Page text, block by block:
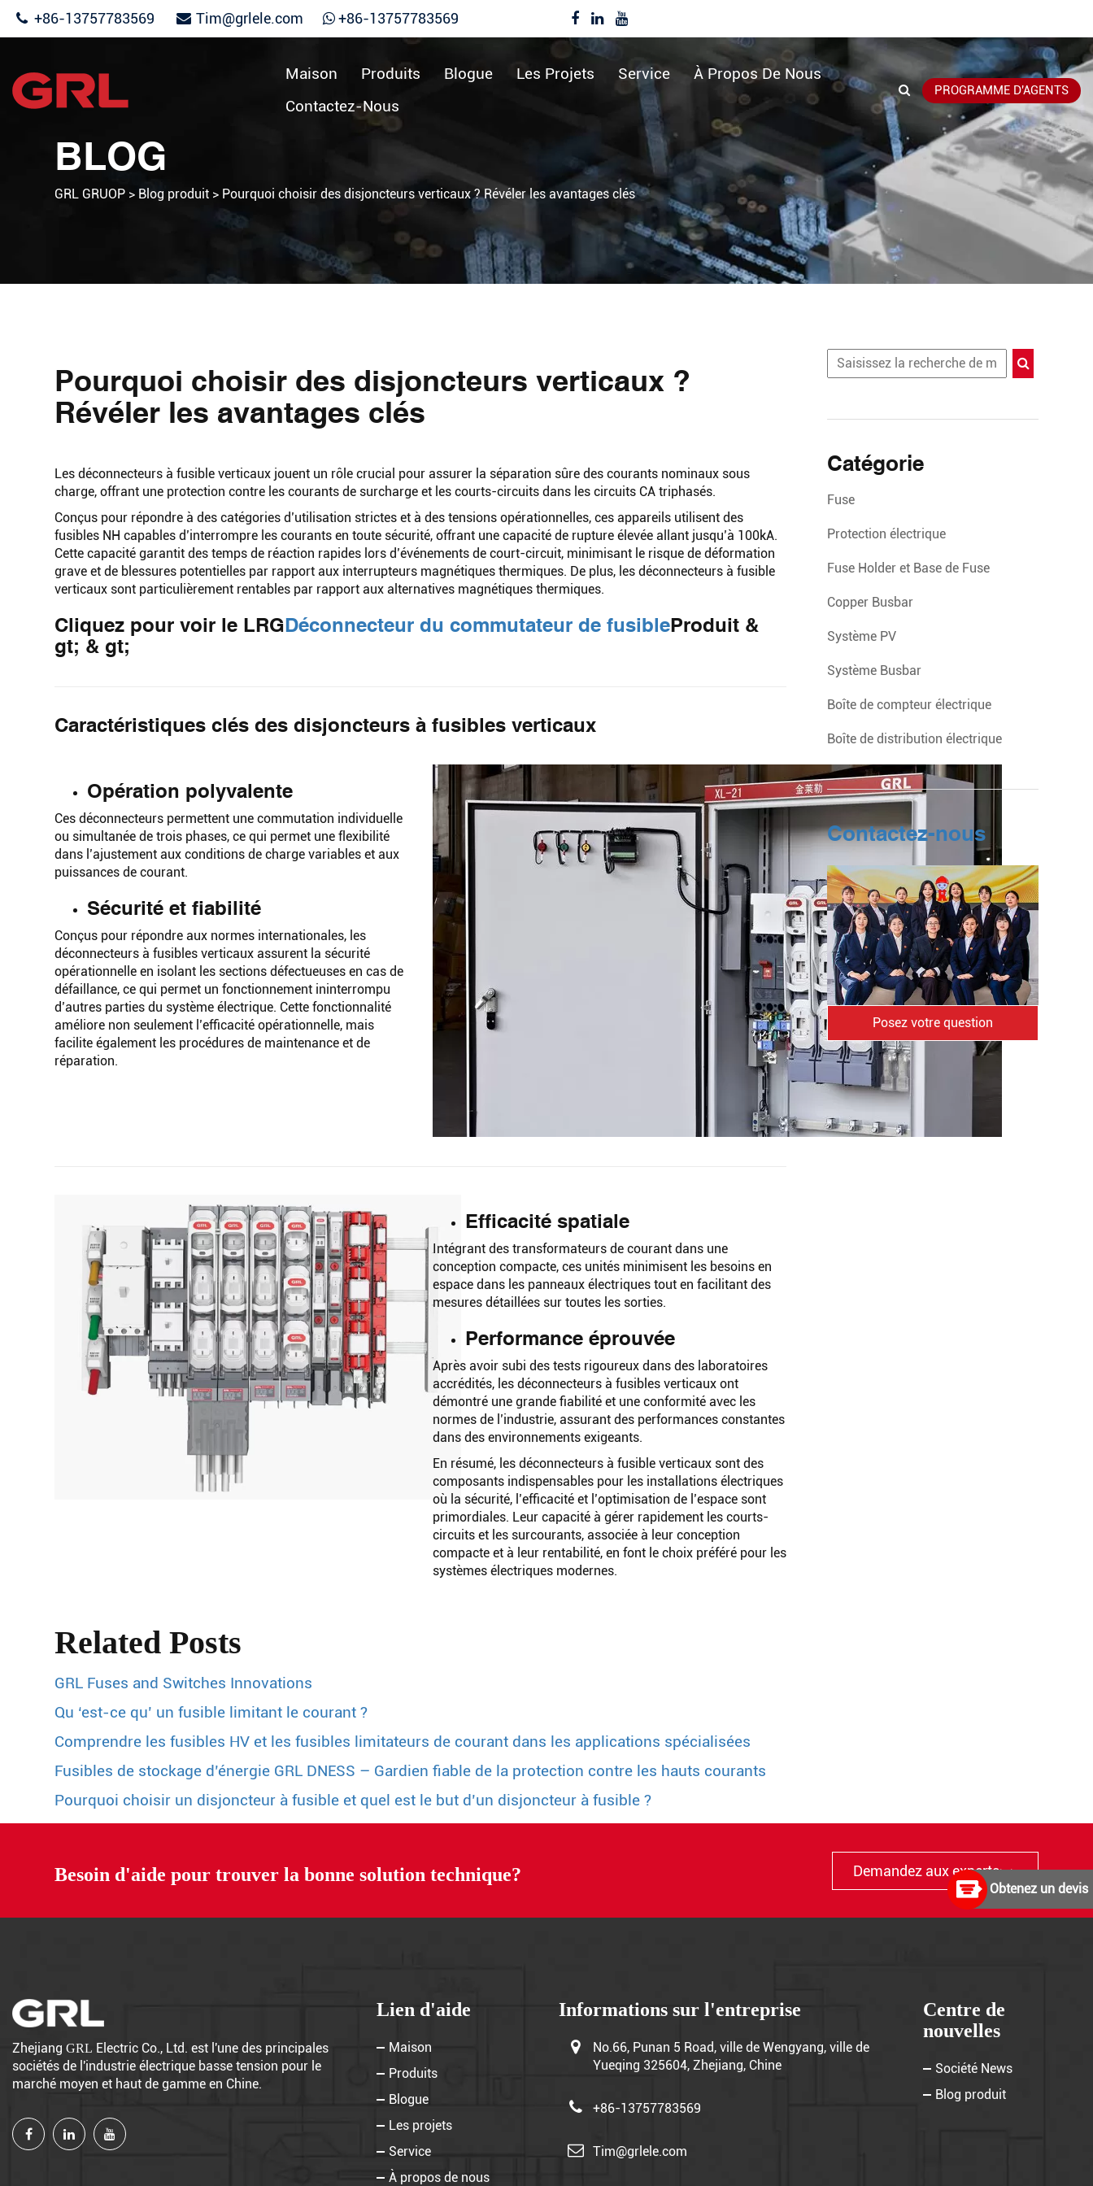
+86-13757783569 Tim@grlele.com +86-13757783569
Maison Produits Blogue Les Projets Service
À Propos De Nous
Contactez-Nous
PROGRAMME D'AGENTS
BLOG
GRL GRUOP > Blog produit > Pourquoi choisir des disjoncteurs verticaux ? Révéler les avantages clés
Pourquoi choisir des disjoncteurs verticaux ?
Révéler les avantages clés
Les déconnecteurs à fusible verticaux jouent un rôle crucial pour assurer la séparation sûre des courants nominaux sous
charge, offrant une protection contre les courants de surcharge et les courts-circuits dans les circuits CA triphasés.
Conçus pour répondre à des catégories d’utilisation strictes et à des tensions opérationnelles, ces appareils utilisent des
fusibles NH capables d’interrompre les courants en toute sécurité, offrant une capacité de rupture élevée allant jusqu’à 100kA.
Cette capacité garantit des temps de réaction rapides lors d’événements de court-circuit, minimisant le risque de déformation
grave et de blessures potentielles par rapport aux interrupteurs magnétiques thermiques. De plus, les déconnecteurs à fusible
verticaux sont particulièrement rentables par rapport aux alternatives magnétiques thermiques.
Cliquez pour voir le LRGDéconnecteur du commutateur de fusibleProduit &
gt; & gt;
Caractéristiques clés des disjoncteurs à fusibles verticaux
Opération polyvalente
Ces déconnecteurs permettent une commutation individuelle
ou simultanée de trois phases, ce qui permet une flexibilité
dans l’ajustement aux conditions de charge variables et aux
puissances de courant.
Sécurité et fiabilité
Conçus pour répondre aux normes internationales, les
déconnecteurs à fusibles verticaux assurent la sécurité
opérationnelle en isolant les sections défectueuses en cas de
défaillance, ce qui permet un fonctionnement ininterrompu
d’autres parties du système électrique. Cette fonctionnalité
améliore non seulement l’efficacité opérationnelle, mais
facilite également les procédures de maintenance et de
réparation.
Efficacité spatiale
Intégrant des transformateurs de courant dans une
conception compacte, ces unités minimisent les besoins en
espace dans les panneaux électriques tout en facilitant des
mesures détaillées sur toutes les sorties.
Performance éprouvée
Après avoir subi des tests rigoureux dans des laboratoires
accrédités, les déconnecteurs à fusibles verticaux ont
démontré une grande fiabilité et une conformité avec les
normes de l’industrie, assurant des performances constantes
dans des environnements exigeants.
En résumé, les déconnecteurs à fusible verticaux sont des
composants indispensables pour les installations électriques
où la sécurité, l’efficacité et l’optimisation de l’espace sont
primordiales. Leur capacité à gérer rapidement les courts-
circuits et les surcourants, associée à leur conception
compacte et à leur rentabilité, en font le choix préféré pour les
systèmes électriques modernes.
Related Posts
GRL Fuses and Switches Innovations
Qu ‘est-ce qu’ un fusible limitant le courant ?
Comprendre les fusibles HV et les fusibles limitateurs de courant dans les applications spécialisées
Fusibles de stockage d’énergie GRL DNESS – Gardien fiable de la protection contre les hauts courants
Pourquoi choisir un disjoncteur à fusible et quel est le but d’un disjoncteur à fusible ?
Catégorie
Fuse
Protection électrique
Fuse Holder et Base de Fuse
Copper Busbar
Système PV
Système Busbar
Boîte de compteur électrique
Boîte de distribution électrique
Contactez-nous
Posez votre question
Besoin d'aide pour trouver la bonne solution technique? Demandez aux experts> >
Zhejiang GRL Electric Co., Ltd. est l'une des principales
sociétés de l'industrie électrique basse tension pour le
marché moyen et haut de gamme en Chine.
Lien d'aide
Maison
Produits
Blogue
Les projets
Service
À propos de nous
Informations sur l'entreprise
No.66, Punan 5 Road, ville de Wengyang, ville de
Yueqing 325604, Zhejiang, Chine
+86-13757783569
Tim@grlele.com
Centre de
nouvelles
Société News
Blog produit
Obtenez un devis
Rechercher